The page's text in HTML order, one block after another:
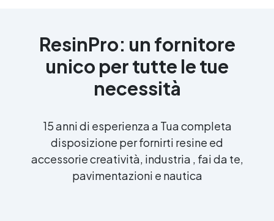
ResinPro: un fornitore
unico per tutte le tue
necessità
15 anni di esperienza a Tua completa
disposizione per fornirti resine ed
accessorie creatività, industria , fai da te,
pavimentazioni e nautica